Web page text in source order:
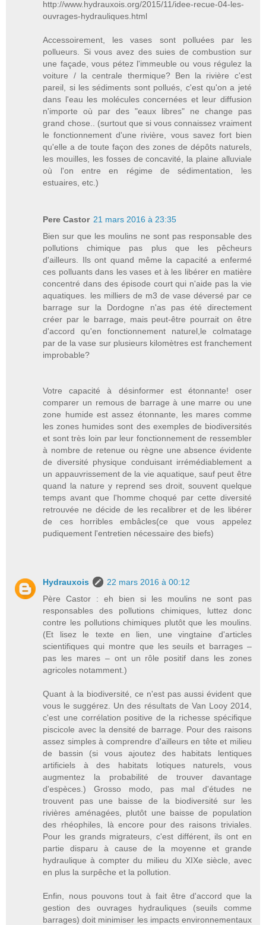
http://www.hydrauxois.org/2015/11/idee-recue-04-les-
ouvrages-hydrauliques.html
Accessoirement, les vases sont polluées par les
pollueurs. Si vous avez des suies de combustion sur
une façade, vous pétez l'immeuble ou vous régulez la
voiture / la centrale thermique? Ben la rivière c'est
pareil, si les sédiments sont pollués, c'est qu'on a jeté
dans l'eau les molécules concernées et leur diffusion
n'importe où par des "eaux libres" ne change pas
grand chose.. (surtout que si vous connaissez vraiment
le fonctionnement d'une rivière, vous savez fort bien
qu'elle a de toute façon des zones de dépôts naturels,
les mouilles, les fosses de concavité, la plaine alluviale
où l'on entre en régime de sédimentation, les
estuaires, etc.)
Pere Castor 21 mars 2016 à 23:35
Bien sur que les moulins ne sont pas responsable des
pollutions chimique pas plus que les pêcheurs
d'ailleurs. Ils ont quand même la capacité a enfermé
ces polluants dans les vases et à les libérer en matière
concentré dans des épisode court qui n'aide pas la vie
aquatiques. les milliers de m3 de vase déversé par ce
barrage sur la Dordogne n'as pas été directement
créer par le barrage, mais peut-être pourrait on être
d'accord qu'en fonctionnement naturel,le colmatage
par de la vase sur plusieurs kilomètres est franchement
improbable?
Votre capacité à désinformer est étonnante! oser
comparer un remous de barrage à une marre ou une
zone humide est assez étonnante, les mares comme
les zones humides sont des exemples de biodiversités
et sont très loin par leur fonctionnement de ressembler
à nombre de retenue ou règne une absence évidente
de diversité physique conduisant irrémédiablement a
un appauvrissement de la vie aquatique, sauf peut être
quand la nature y reprend ses droit, souvent quelque
temps avant que l'homme choqué par cette diversité
retrouvée ne décide de les recalibrer et de les libérer
de ces horribles embâcles(ce que vous appelez
pudiquement l'entretien nécessaire des biefs)
Hydrauxois
22 mars 2016 à 00:12
Père Castor : eh bien si les moulins ne sont pas
responsables des pollutions chimiques, luttez donc
contre les pollutions chimiques plutôt que les moulins.
(Et lisez le texte en lien, une vingtaine d'articles
scientifiques qui montre que les seuils et barrages –
pas les mares – ont un rôle positif dans les zones
agricoles notamment.)
Quant à la biodiversité, ce n'est pas aussi évident que
vous le suggérez. Un des résultats de Van Looy 2014,
c'est une corrélation positive de la richesse spécifique
piscicole avec la densité de barrage. Pour des raisons
assez simples à comprendre d'ailleurs en tête et milieu
de bassin (si vous ajoutez des habitats lentiques
artificiels à des habitats lotiques naturels, vous
augmentez la probabilité de trouver davantage
d'espèces.) Grosso modo, pas mal d'études ne
trouvent pas une baisse de la biodiversité sur les
rivières aménagées, plutôt une baisse de population
des rhéophiles, là encore pour des raisons triviales.
Pour les grands migrateurs, c'est différent, ils ont en
partie disparu à cause de la moyenne et grande
hydraulique à compter du milieu du XIXe siècle, avec
en plus la surpêche et la pollution.
Enfin, nous pouvons tout à fait être d'accord que la
gestion des ouvrages hydrauliques (seuils comme
barrages) doit minimiser les impacts environnementaux